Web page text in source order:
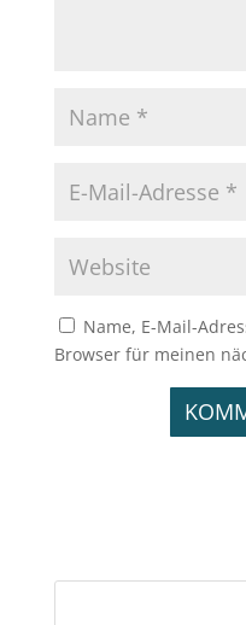
Name, E-Mail-
Browser für meinen